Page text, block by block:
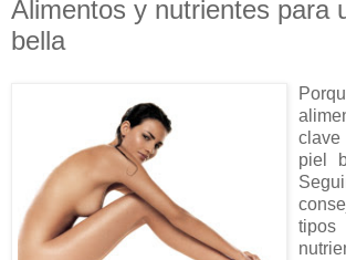
Alimentos y nutrientes para
bella
clave
piel